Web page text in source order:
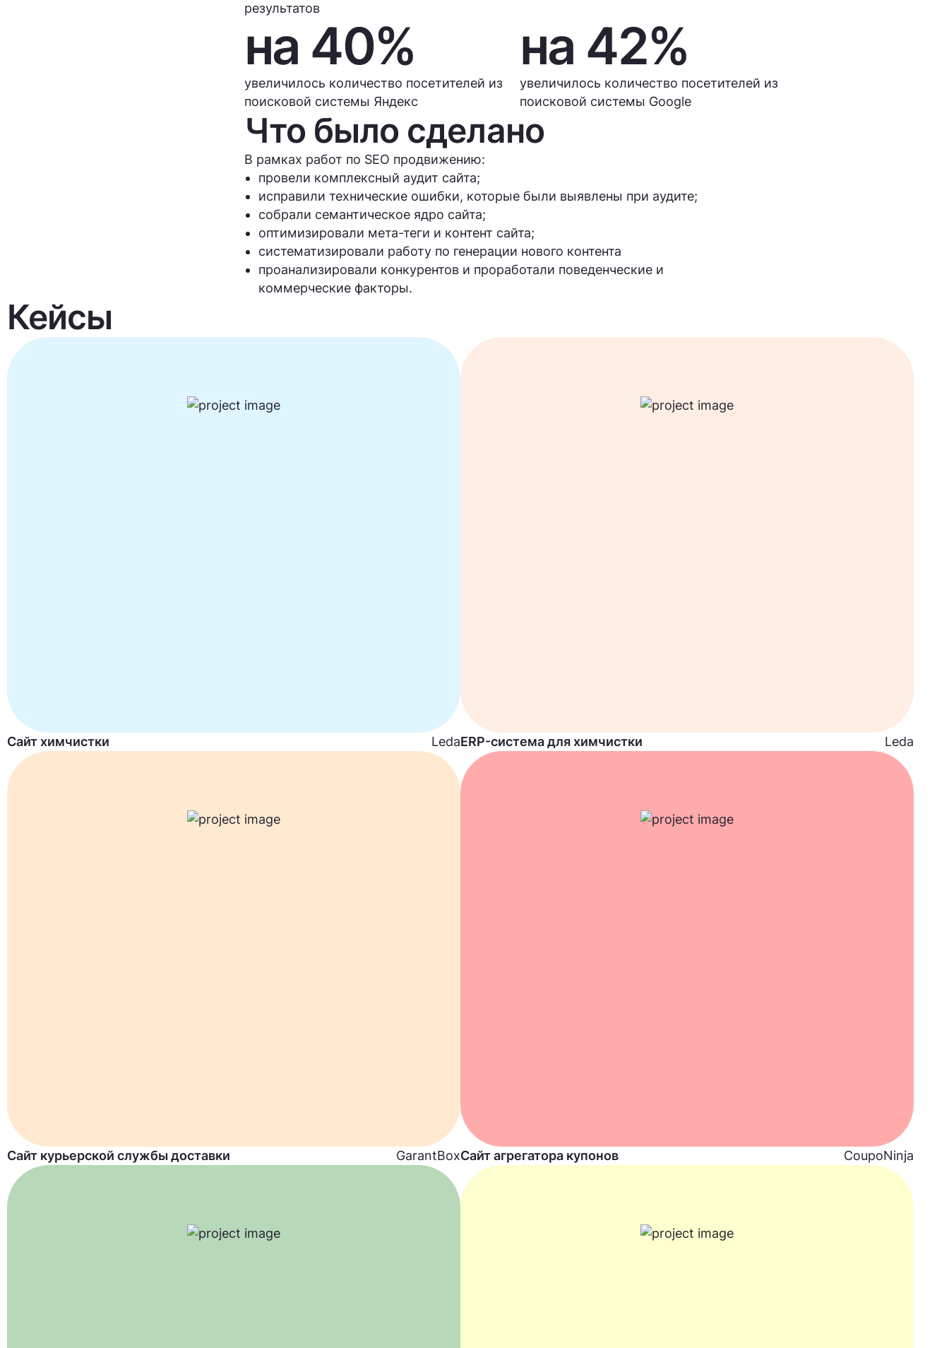
результатов
на 40%
увеличилось количество посетителей из
поисковой системы Яндекс
на 42%
увеличилось количество посетителей из
поисковой системы Google
Что было сделано
В рамках работ по SEO продвижению:
провели комплексный аудит сайта;
исправили технические ошибки, которые были выявлены при аудите;
собрали семантическое ядро сайта;
оптимизировали мета-теги и контент сайта;
систематизировали работу по генерации нового контента
проанализировали конкурентов и проработали поведенческие и
коммерческие факторы.
Кейсы
Сайт химчистки LedaERP-система для химчистки Leda
Сайт курьерской службы доставки GarantBoxСайт агрегатора купонов CoupoNinja